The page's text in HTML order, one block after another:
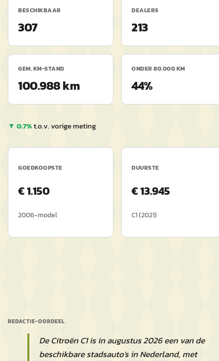
BESCHIKBAAR
307
DEALERS
213
GEM. KM-STAND
100.988 km
ONDER 80.000 KM
44%
▼ 0.7%t.o.v. vorige meting
GOEDKOOPSTE
€1.150
2006-model
DUURSTE
€13.945
C1(2021)
REDACTIE-OORDEEL
De Citroën C1 is in augustus 2026 een van de
beschikbare stadsauto's in Nederland, met